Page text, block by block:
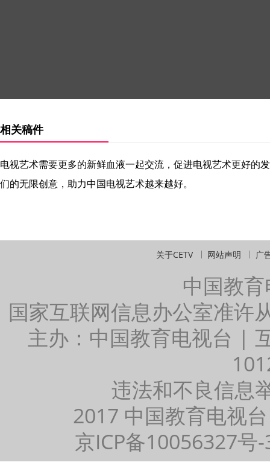
相关稿件
电视艺术需要更多的新鲜血液一起交流，促进电视艺术更好的
们的无限创意，助力中国电视艺术越来越好。
关于CETV 网站声明 广
中国教
国家互联网信息办公室准许
主办：中国教育电视台 |
违法和不良信息
2017 中国教育电视
京ICP备10056327号